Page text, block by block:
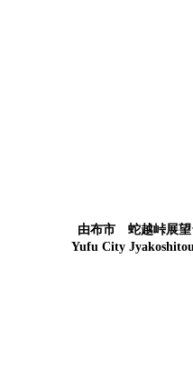
由布市 蛇越峠展望
Yufu City